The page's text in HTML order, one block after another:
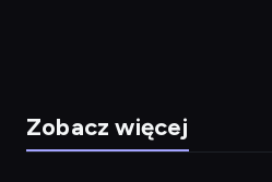
Zobacz więcej